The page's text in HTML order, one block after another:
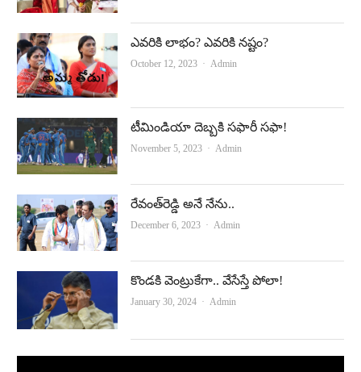
ఎవరికి లాభం? ఎవరికి నష్టం?
October 12, 2023 Author
Admin
టీమిండియా దెబ్బకి సఫారీ సఫా!
November 5, 2023 Author
Admin
రేవంత్‌రెడ్డి అనే నేను..
December 6, 2023 Author
Admin
కొండకి వెంట్రుకేగా.. వేసేస్తే పోలా!
January 30, 2024 Author
Admin